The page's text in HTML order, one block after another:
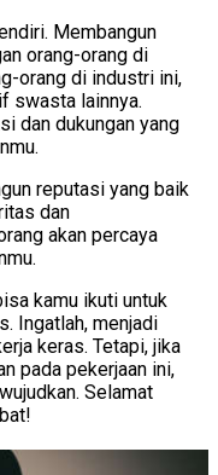
Membangun
orang-orang di
orang di industri ini,
swasta lainnya.
dan dukungan yang
reputasi yang baik
dan
akan percaya
kamu ikuti untuk
Ingatlah, menjadi
keras. Tetapi, jika
pada pekerjaan ini,
Selamat